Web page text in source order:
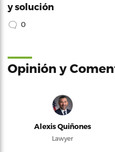
y solución
0
Opinión y
Alexis Quiñones
Lawyer